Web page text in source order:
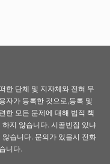
한 단체 및 지자체와 전혀 무
자가 등록한 것으로,등록 및
한 모든 문제에 대해 법적 책
지 않습니다. 시골빈집 있냐
습니다. 문의가 있을시 전화
니다.